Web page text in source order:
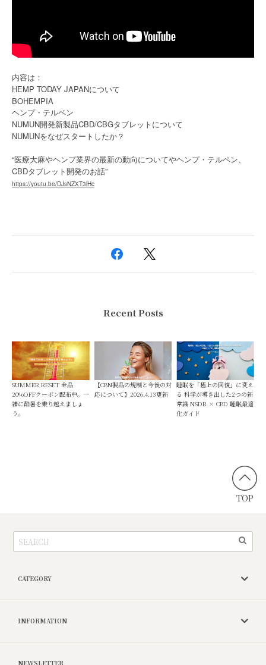
内容は：
HEMP TODAY JAPANについて
BOHEMPIA
ヘンプ・テルペン
NUMUN開発新製品CBD/CBGタブレットについて
NUMUNをなぜスタートしたか？
“医療大麻やヘンプ業界の最新の動向についてやヘンプ・テルペン、
CBDタブレット開発のお話”
https://youtu.be/DJsNZXT3lHc
Recent Posts
SUMMER RESET 全品
20%OFFクーポン配布中。一
緒に酷暑を乗り越えましょ
う。
【CBN製品の規制と今後の対
応について】2026.4.13更新
睡眠を「極上の回復」に変え
る 科学が導き出した2つの新
常識 NSDR × CBD 睡眠最適
化ガイド
TOP
CATEGORY
INFORMATION
NEWSLETTER